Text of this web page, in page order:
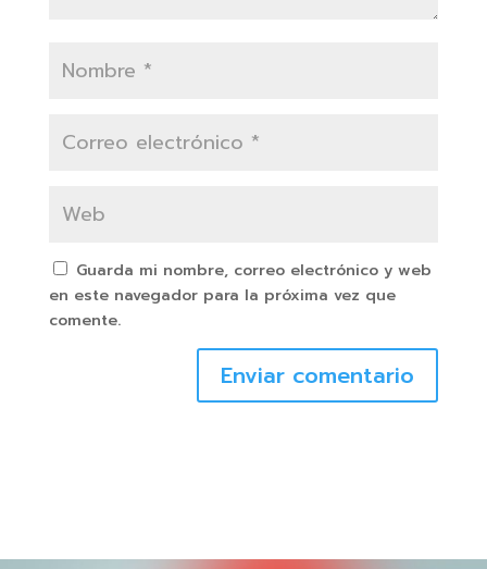
Guarda mi nombre, correo electrónico y web
en este navegador para la próxima vez que
comente.
Enviar comentario